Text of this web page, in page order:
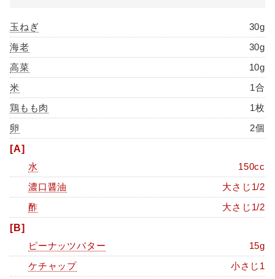
玉ねぎ
30g
海老
30g
高菜
10g
米
1合
鶏もも肉
1枚
卵
2個
[A]
水
150cc
濃口醤油
大さじ1/2
酢
大さじ1/2
[B]
ピーナッツバター
15g
ケチャップ
小さじ1